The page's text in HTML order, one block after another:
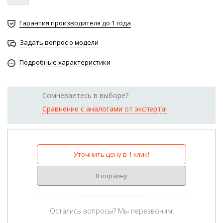
Гарантия производителя до 1 года
Задать вопрос о модели
Подробные характеристики
Сомневаетесь в выборе?
Сравнение с аналогами от эксперта!
Уточнить цену в 1 клик!
В корзину
Остались вопросы? Мы перезвоним!